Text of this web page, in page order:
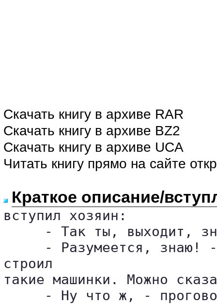
Скачать книгу в архиве RAR
Скачать книгу в архиве BZ2
Скачать книгу в архиве UCA
Читать книгу прямо на сайте
Краткое описание/
вступил хозяин:
- Так ты, выходит,
- Разумеется, знаю!
строил
такие машинки. Можно
- Ну что ж, -